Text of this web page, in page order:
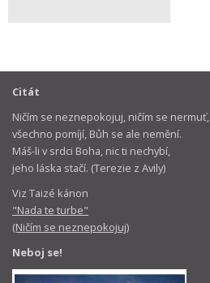
Citát
Ničím se neznepokojuj, ničím se nermuť,
všechno pomíjí, Bůh se ale nemění.
Máš-li v srdci Boha, nic ti nechybí,
jeho láska stačí. (Terezie z Avily)
Viz Taizé kánon
"Nada te turbe"
(Ničím se neznepokojuj)
Neboj se!